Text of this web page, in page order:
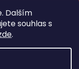
Dalším
souhlas s
.